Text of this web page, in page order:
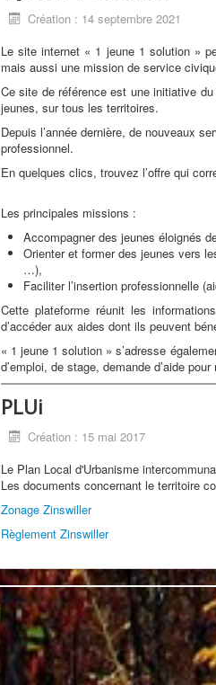
Création : 14 septembre 2021
Le site internet « 1 jeune 1 solution »
mais aussi une mission de service
Ce site de référence est une initiative
jeunes, sur tous les territoires.
Depuis l’année dernière, de nouveaux
professionnel.
En quelques clics, trouvez l’offre qui
Les principales missions :
Accompagner des jeunes éloignés
Orienter et former des jeunes vers
…),
Faciliter l’insertion professionnelle
Cette plateforme réunit les
d’accéder aux aides dont ils peuvent
« 1 jeune 1 solution » s’adresse
d’emploi, de stage, demande d’aide
PLUi
Création : 15 mai 2017
Le Plan Local d'Urbanisme
Les documents concernant le territoire
Zonage Zinswiller
Règlement Zinswiller